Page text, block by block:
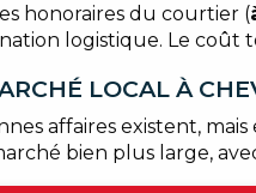
honoraires du courtier (
logistique. Le coût
LOCAL À
affaires existent,
bien plus large,